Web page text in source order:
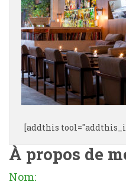
[addthis
À propos de
Nom: